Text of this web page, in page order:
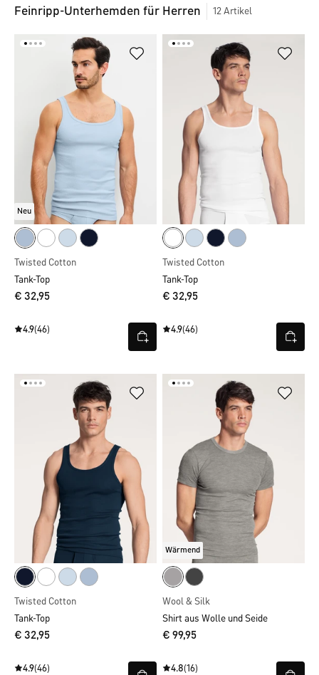
Feinripp-Unterhemden für Herren 12 Artikel
Neu
Twisted Cotton
Tank-Top
€ 32,95
4.9(46)
Twisted Cotton
Tank-Top
€ 32,95
4.9(46)
Twisted Cotton
Tank-Top
€ 32,95
4.9(46)
Wärmend
Wool & Silk
Shirt aus Wolle und Seide
€ 99,95
4.8(16)